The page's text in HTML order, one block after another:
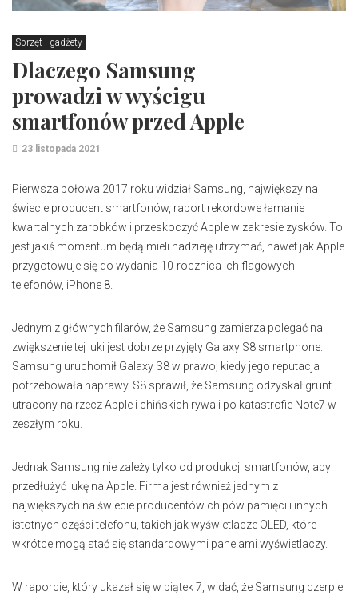
Sprzęt i gadżety
Dlaczego Samsung
prowadzi w wyścigu
smartfonów przed Apple
23 listopada 2021
Pierwsza połowa 2017 roku widział Samsung, największy na
świecie producent smartfonów, raport rekordowe łamanie
kwartalnych zarobków i przeskoczyć Apple w zakresie zysków. To
jest jakiś momentum będą mieli nadzieję utrzymać, nawet jak Apple
przygotowuje się do wydania 10-rocznica ich flagowych
telefonów, iPhone 8.
Jednym z głównych filarów, że Samsung zamierza polegać na
zwiększenie tej luki jest dobrze przyjęty Galaxy S8 smartphone.
Samsung uruchomił Galaxy S8 w prawo; kiedy jego reputacja
potrzebowała naprawy. S8 sprawił, że Samsung odzyskał grunt
utracony na rzecz Apple i chińskich rywali po katastrofie Note7 w
zeszłym roku.
Jednak Samsung nie zależy tylko od produkcji smartfonów, aby
przedłużyć lukę na Apple. Firma jest również jednym z
największych na świecie producentów chipów pamięci i innych
istotnych części telefonu, takich jak wyświetlacze OLED, które
wkrótce mogą stać się standardowymi panelami wyświetlaczy.
W raporcie, który ukazał się w piątek 7, widać, że Samsung czerpie